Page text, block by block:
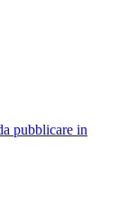
pubblicare in